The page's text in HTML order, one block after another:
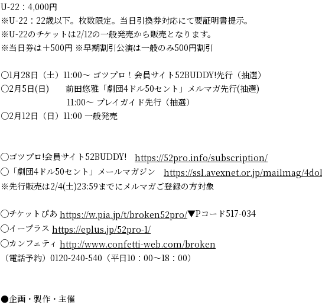
U-22：4,000円
※U-22：22歳以下。枚数限定。当日引換券対応にて要証明書提示。
※U-22のチケットは2/12の一般発売から販売となります。
※当日券は＋500円 ※早期割引公演は一般のみ500円割引
〇1月28日（土）11:00～ ゴツプロ！会員サイト52BUDDY!先行（抽選）
〇2月5日(日) 前田悠雅「劇団4ドル50セント」メルマガ先行(抽選)
11:00～ プレイガイド先行（抽選）
〇2月12日（日）11:00 一般発売
◯ゴツプロ!会員サイト52BUDDY! https://52pro.info/subscription/
◯「劇団4ドル50セント」メールマガジン https://ssl.avexnet.or.jp/mailmag/
※先行販売は2/4(土)23:59までにメルマガご登録の方対象
◯チケットぴあ https://w.pia.jp/t/broken52pro/▼Pコード517-034
◯イープラス https://eplus.jp/52pro-1/
◯カンフェティ http://www.confetti-web.com/broken
（電話予約）0120-240-540（平日10：00～18：00）
●企画・製作・主催